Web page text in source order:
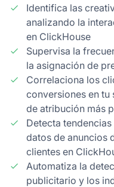
Identifica las
analizando la
en ClickHouse
Supervisa la
la asignación de
Correlaciona los
conversiones en
de atribución más
Detecta
datos de anuncios
clientes en
Automatiza la
publicitario y los